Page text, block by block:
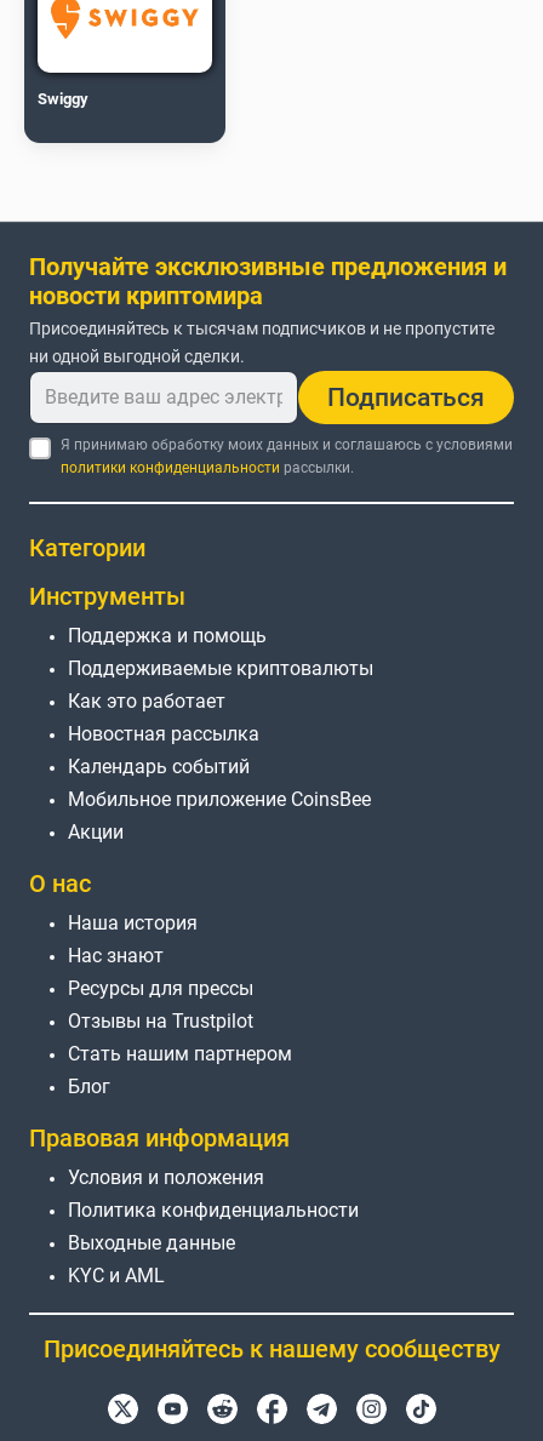
Swiggy
Получайте эксклюзивные предложения и
новости криптомира
Присоединяйтесь к тысячам подписчиков и не пропустите
ни одной выгодной сделки.
Подписаться
Я принимаю обработку моих данных и соглашаюсь с условиями
политики конфиденциальности рассылки.
Категории
Инструменты
Поддержка и помощь
Поддерживаемые криптовалюты
Как это работает
Новостная рассылка
Календарь событий
Мобильное приложение CoinsBee
Акции
О нас
Наша история
Нас знают
Ресурсы для прессы
Отзывы на Trustpilot
Стать нашим партнером
Блог
Правовая информация
Условия и положения
Политика конфиденциальности
Выходные данные
KYC и AML
Присоединяйтесь к нашему сообществу